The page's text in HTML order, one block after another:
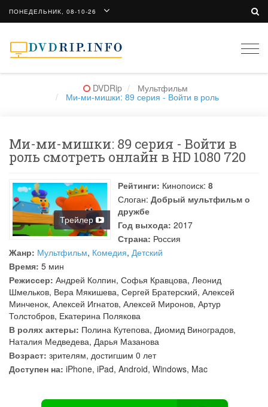
ПОНЕДЕЛЬНИК, 08-10-26
DVDRip Мультфильм
Ми-ми-мишки: 89 серия - Войти в роль
Ми-ми-мишки: 89 серия - Войти в
роль смотреть онлайн в HD 1080 720
Трейлер
Рейтинги: Кинопоиск: 8
Слоган: Добрый мультфильм о
дружбе
Год выхода: 2017
Страна: Россия
Жанр: Мультфильм, Комедия, Детский
Время: 5 мин
Режиссер: Андрей Колпин, Софья Кравцова, Леонид
Шмельков, Вера Мякишева, Сергей Братерский, Алексей
Минченок, Алексей Игнатов, Алексей Миронов, Артур
Толстобров, Екатерина Полякова
В ролях актеры: Полина Кутепова, Диомид Виноградов,
Наталия Медведева, Дарья Мазанова
Возраст: зрителям, достигшим 0 лет
Доступен на: iPhone, iPad, Android, Windows, Mac